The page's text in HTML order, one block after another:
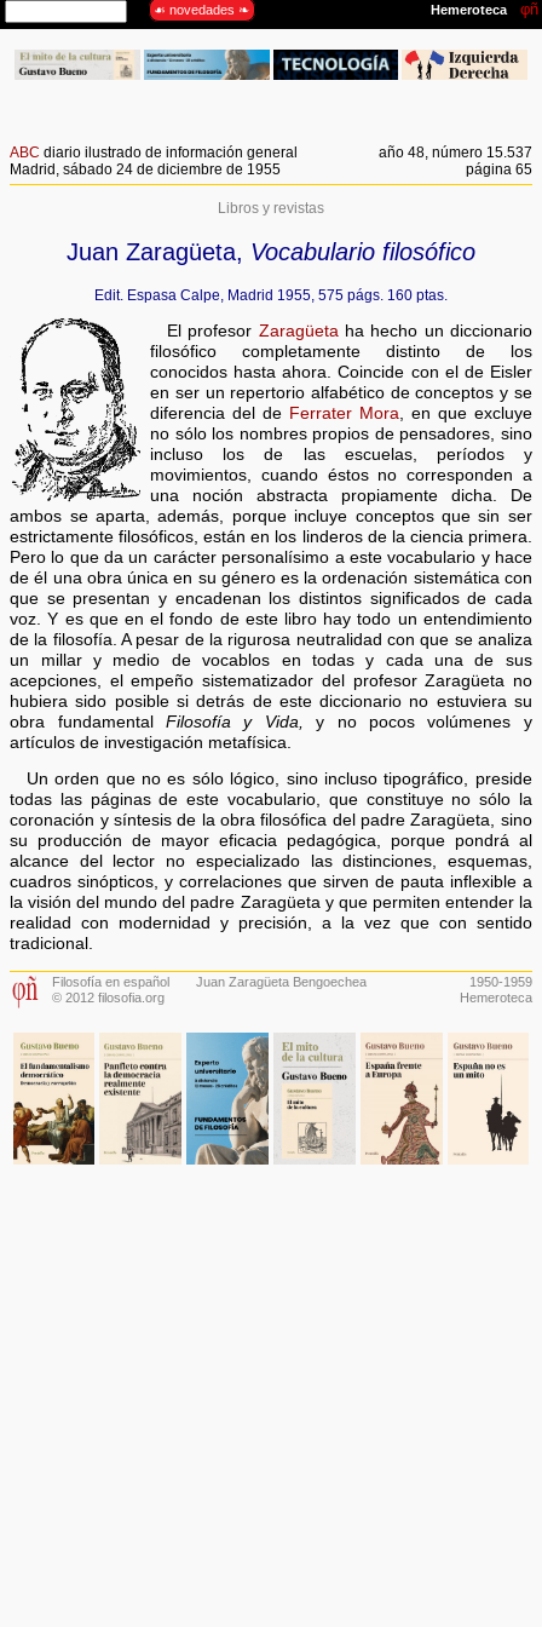
ABC diario ilustrado de información general
Madrid, sábado 24 de diciembre de 1955
año 48, número 15.537
página 65
Libros y revistas
Juan Zaragüeta, Vocabulario filosófico
Edit. Espasa Calpe, Madrid 1955, 575 págs. 160 ptas.
El profesor Zaragüeta ha hecho un diccionario
filosófico completamente distinto de los
conocidos hasta ahora. Coincide con el de Eisler
en ser un repertorio alfabético de conceptos y se
diferencia del de Ferrater Mora , en que excluye
no sólo los nombres propios de pensadores, sino
incluso los de las escuelas, períodos y
movimientos, cuando éstos no corresponden a
una noción abstracta propiamente dicha. De
ambos se aparta, además, porque incluye conceptos que sin ser
estrictamente filosóficos, están en los linderos de la ciencia primera.
Pero lo que da un carácter personalísimo a este vocabulario y hace
de él una obra única en su género es la ordenación sistemática con
que se presentan y encadenan los distintos significados de cada
voz. Y es que en el fondo de este libro hay todo un entendimiento
de la filosofía. A pesar de la rigurosa neutralidad con que se analiza
un millar y medio de vocablos en todas y cada una de sus
acepciones, el empeño sistematizador del profesor Zaragüeta no
hubiera sido posible si detrás de este diccionario no estuviera su
obra fundamental Filosofía y Vida,
y no pocos volúmenes y
artículos de investigación metafísica.
Un orden que no es sólo lógico, sino incluso tipográfico, preside
todas las páginas de este vocabulario, que constituye no sólo la
coronación y síntesis de la obra filosófica del padre Zaragüeta, sino
su producción de mayor eficacia pedagógica, porque pondrá al
alcance del lector no especializado las distinciones, esquemas,
cuadros sinópticos, y correlaciones que sirven de pauta inflexible a
la visión del mundo del padre Zaragüeta y que permiten entender la
realidad con modernidad y precisión, a la vez que con sentido
tradicional.
Filosofía en español
© 2012 filosofia.org
Juan Zaragüeta Bengoechea
1950-1959
Hemeroteca